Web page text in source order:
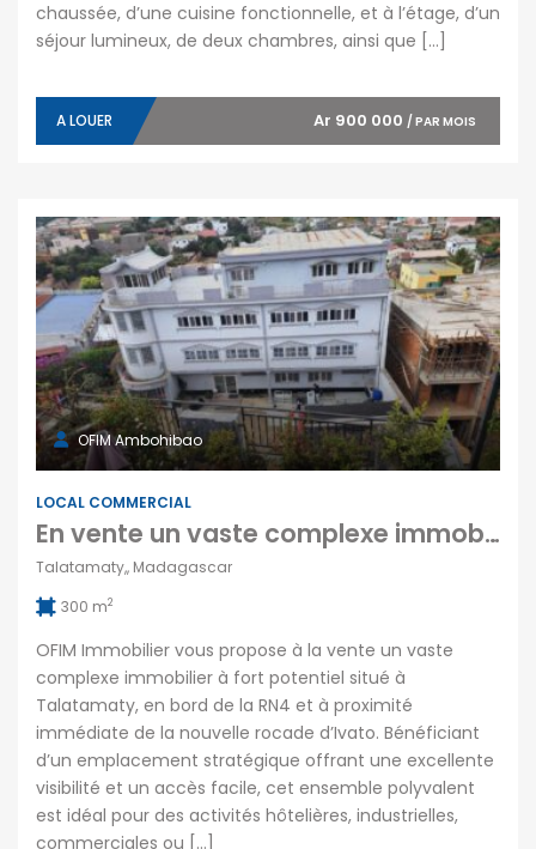
chaussée, d’une cuisine fonctionnelle, et à l’étage, d’un
séjour lumineux, de deux chambres, ainsi que […]
A LOUER Ar 900 000 / PAR MOIS
OFIM Ambohibao
LOCAL COMMERCIAL
En vente un vaste complexe immobilier à fort potentiel situé en bord de la RN4 à Talatamaty Madagascar
Talatamaty,, Madagascar
300 m2
OFIM Immobilier vous propose à la vente un vaste
complexe immobilier à fort potentiel situé à
Talatamaty, en bord de la RN4 et à proximité
immédiate de la nouvelle rocade d’Ivato. Bénéficiant
d’un emplacement stratégique offrant une excellente
visibilité et un accès facile, cet ensemble polyvalent
est idéal pour des activités hôtelières, industrielles,
commerciales ou […]